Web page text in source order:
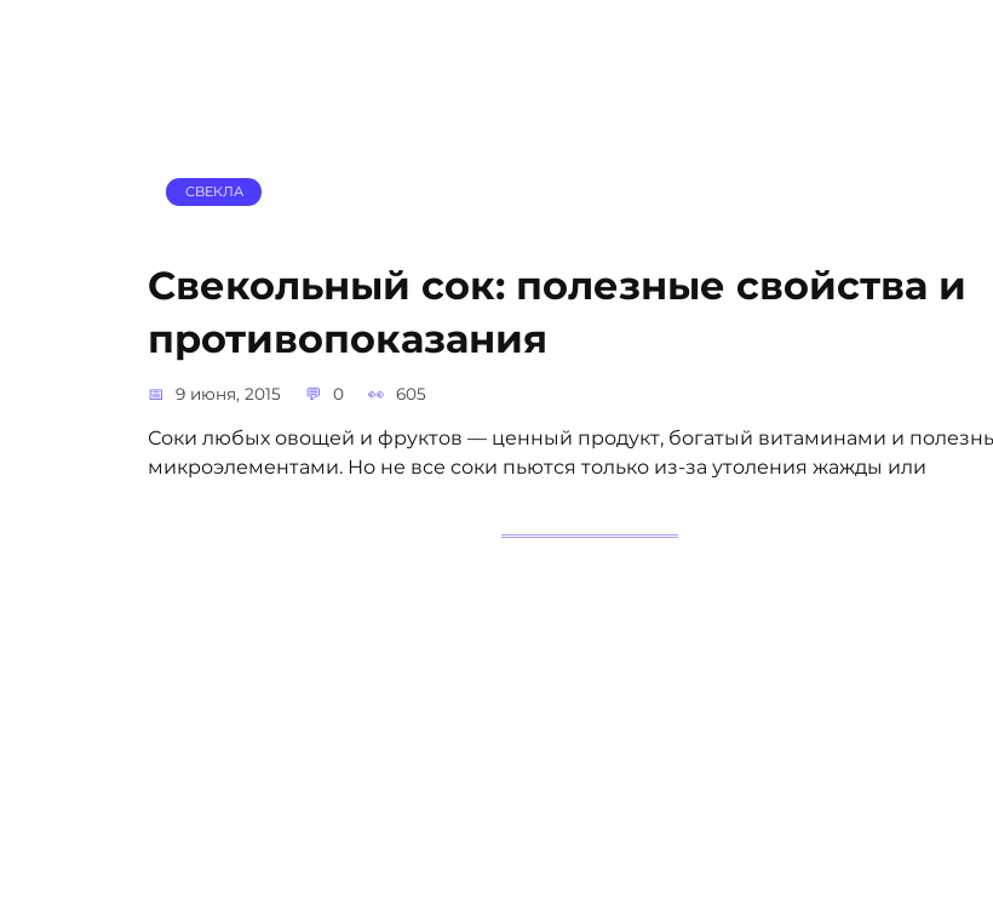
СВЕКЛА
Свекольный сок: полезные свойства и
противопоказания
9 июня, 2015 0 605
Соки любых овощей и фруктов — ценный продукт, богатый витаминами и
микроэлементами. Но не все соки пьются только из-за утоления жажды или